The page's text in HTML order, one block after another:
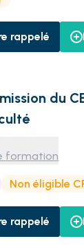
rappelé
du
formation
Non éligible
rappelé